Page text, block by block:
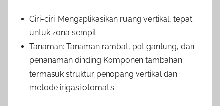
Ciri-ciri: Mengaplikasikan ruang vertikal, tepat
untuk zona sempit
Tanaman: Tanaman rambat, pot gantung, dan
penanaman dinding Komponen tambahan
termasuk struktur penopang vertikal dan
metode irigasi otomatis.